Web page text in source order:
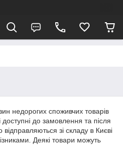
недорогих споживчих товарів
доступні до замовлення та після
зі складу в Києві
Деякі товари можуть